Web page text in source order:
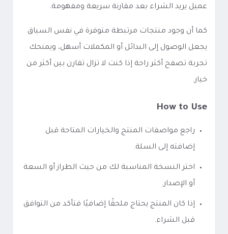
عميل يريد الشراء بعد مقارنة سريعة ومفهومة.
كما أن وجود منتجات مرتبطة متوفرة في نفس السياق
يجعل الوصول إلى البدائل أو المكملات أسهل، ويمنحك
تجربة تصفح أكثر راحة إذا كنت لا تزال تقارن بين أكثر من
خيار.
How to Use
راجع مواصفات المنتج والخيارات المتاحة قبل
إضافته إلى السلة.
اختر النسخة المناسبة لك من حيث الطراز أو السعة
أو الإصدار.
إذا كان المنتج يحتاج ملحقًا إضافيًا فتأكد من التوافق
قبل الشراء.